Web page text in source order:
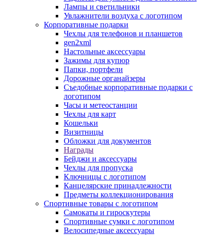
Лампы и светильники
Увлажнители воздуха с логотипом
Корпоративные подарки
Чехлы для телефонов и планшетов
gen2xml
Настольные аксессуары
Зажимы для купюр
Папки, портфели
Дорожные органайзеры
Съедобные корпоративные подарки с
логотипом
Часы и метеостанции
Чехлы для карт
Кошельки
Визитницы
Обложки для документов
Награды
Бейджи и аксессуары
Чехлы для пропуска
Ключницы с логотипом
Канцелярские принадлежности
Предметы коллекционирования
Спортивные товары с логотипом
Самокаты и гироскутеры
Спортивные сумки с логотипом
Велосипедные аксессуары